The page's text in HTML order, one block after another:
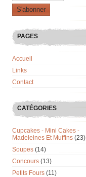
PAGES
Accueil
Links
Contact
CATÉGORIES
Cupcakes - Mini Cakes -
Madeleines Et Muffins (23)
Soupes (14)
Concours (13)
Petits Fours (11)